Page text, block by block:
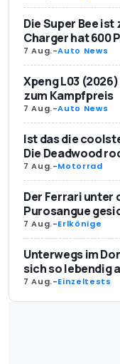
Die Super Bee
Charger hat 600
7 Aug.-Auto News
Xpeng L03
zum Kampfpreis
7 Aug.-Auto News
Ist das die
Die Deadwood
7 Aug.-Motorrad
Der Ferrari unter
Purosangue
7 Aug.-Erlkönige
Unterwegs im
sich so lebendig
7 Aug.-Einzeltests